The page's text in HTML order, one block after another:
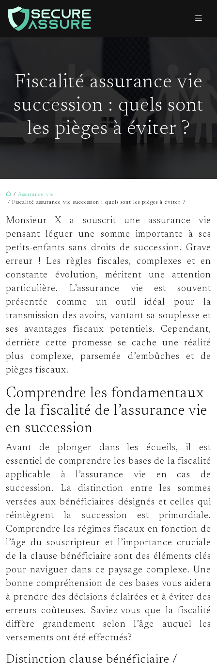
Fiscalité assurance vie
succession : quels sont
les pièges à éviter ?
/ Assurance vie
/ Fiscalité assurance vie succession : quels sont les pièges à éviter ?
Monsieur X a souscrit une assurance vie
pensant léguer une somme importante à ses
petits-enfants sans droits de succession. Grave
erreur ! Les règles fiscales, complexes et en
constante évolution, méritent une attention
particulière. L’assurance vie est souvent
présentée comme un outil idéal pour la
transmission des avoirs, vantant sa souplesse et
ses avantages fiscaux potentiels. Cependant,
derrière cette promesse se cache une réalité
plus complexe, parsemée d’embûches et de
pièges fiscaux.
Comprendre les fondamentaux
de la fiscalité de l’assurance vie
en succession
Avant de plonger dans les écueils, il est
essentiel de comprendre les bases de la fiscalité
applicable à l’assurance vie en cas de
succession. La distinction entre les sommes
versées aux bénéficiaires désignés et celles qui
réintègrent la succession est primordiale.
Comprendre les régimes fiscaux en fonction de
l’âge du souscripteur et l’importance cruciale
de la clause bénéficiaire sont des éléments clés
pour naviguer dans ce paysage complexe. Une
bonne compréhension de ces bases vous aidera
à prendre des décisions éclairées et à éviter des
erreurs coûteuses. Saviez-vous que la fiscalité
diffère grandement selon l’âge auquel les
versements ont été effectués?
Distinction clause bénéficiaire /